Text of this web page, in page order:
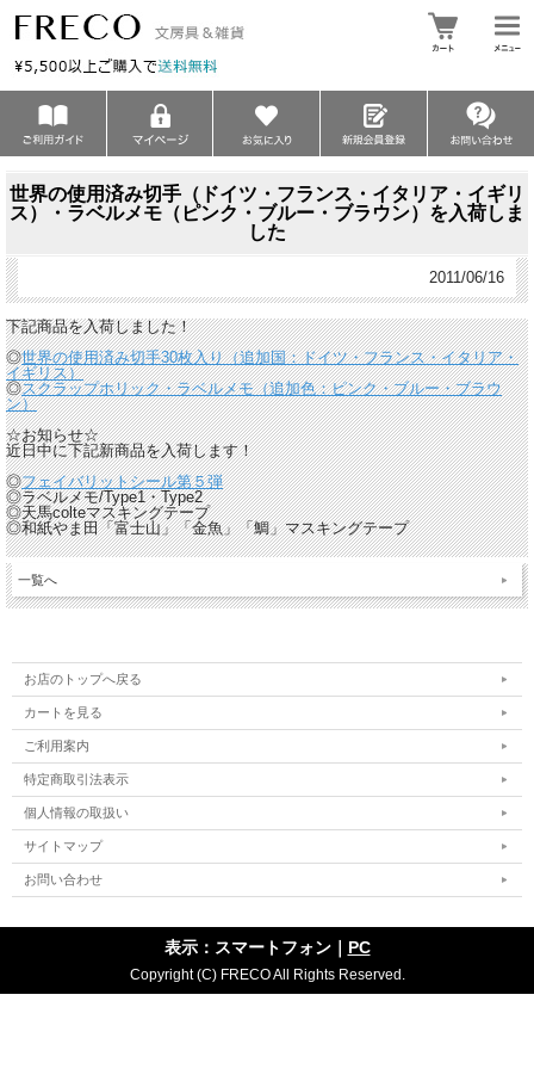
世界の使用済み切手（ドイツ・フランス・イタリア・イギリ
ス）・ラベルメモ（ピンク・ブルー・ブラウン）を入荷しま
した
2011/06/16
下記商品を入荷しました！
◎世界の使用済み切手30枚入り（追加国：ドイツ・フランス・イタリア・
イギリス）
◎スクラップホリック・ラベルメモ（追加色：ピンク・ブルー・ブラウ
ン）
☆お知らせ☆
近日中に下記新商品を入荷します！
◎フェイバリットシール第５弾
◎ラベルメモ/Type1・Type2
◎天馬colteマスキングテープ
◎和紙やま田「富士山」「金魚」「鯛」マスキングテープ
一覧へ
お店のトップへ戻る
カートを見る
ご利用案内
特定商取引法表示
個人情報の取扱い
サイトマップ
お問い合わせ
表示：スマートフォン｜ PC
Copyright (C) FRECO All Rights Reserved.